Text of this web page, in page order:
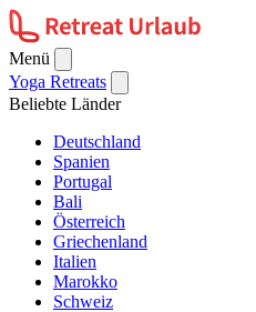
Menü
Yoga Retreats
Beliebte Länder
Deutschland
Spanien
Portugal
Bali
Österreich
Griechenland
Italien
Marokko
Schweiz